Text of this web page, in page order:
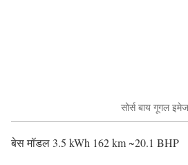
सोर्स बाय गूगल इमेज
बेस मॉडल 3.5 kWh 162 km ~20.1 BHP